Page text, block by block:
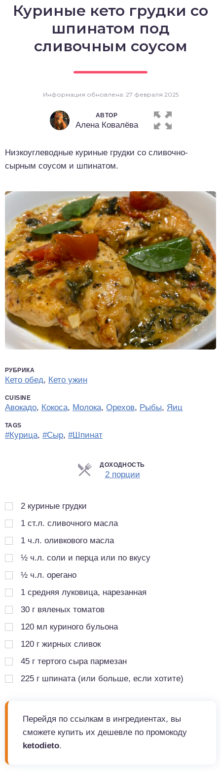
Куриные кето грудки со
шпинатом под
сливочным соусом
Информация обновлена: 27 февраля 2025
АВТОР
Алена Ковалёва
Низкоуглеводные куриные грудки со сливочно-
сырным соусом и шпинатом.
РУБРИКА
Кето обед, Кето ужин
CUISINE
Авокадо, Кокоса, Молока, Орехов, Рыбы, Яиц
TAGS
#Курица, #Сыр, #Шпинат
ДОХОДНОСТЬ
2 порцииПорции
2 куриные грудки
1 ст.л. сливочного масла
1 ч.л. оливкового масла
½ ч.л. соли и перца или по вкусу
½ ч.л. орегано
1 средняя луковица, нарезанная
30 г вяленых томатов
120 мл куриного бульона
120 г жирных сливок
45 г тертого сыра пармезан
225 г шпината (или больше, если хотите)
Перейдя по ссылкам в ингредиентах, вы
сможете купить их дешевле по промокоду
ketodieto.
выпечка